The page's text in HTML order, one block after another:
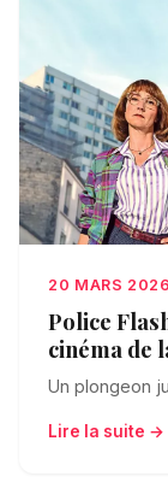
20 MARS 2026
Police
cinéma de
Un plongeon
Lire la suite →